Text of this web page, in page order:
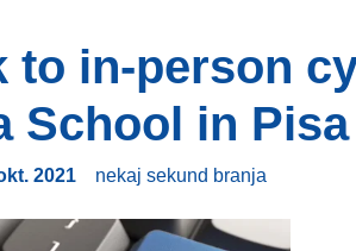
to in-person
School in Pisa
2021 nekaj sekund branja